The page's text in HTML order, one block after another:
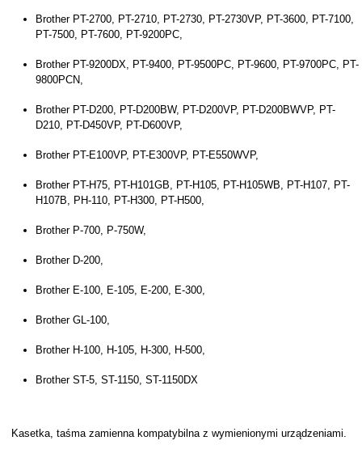
Brother PT-2700, PT-2710, PT-2730, PT-2730VP, PT-3600, PT-7100,
PT-7500, PT-7600, PT-9200PC,
Brother PT-9200DX, PT-9400, PT-9500PC, PT-9600, PT-9700PC, PT-
9800PCN,
Brother PT-D200, PT-D200BW, PT-D200VP, PT-D200BWVP, PT-
D210, PT-D450VP, PT-D600VP,
Brother PT-E100VP, PT-E300VP, PT-E550WVP,
Brother PT-H75, PT-H101GB, PT-H105, PT-H105WB, PT-H107, PT-
H107B, PH-110, PT-H300, PT-H500,
Brother P-700, P-750W,
Brother D-200,
Brother E-100, E-105, E-200, E-300,
Brother GL-100,
Brother H-100, H-105, H-300, H-500,
Brother ST-5, ST-1150, ST-1150DX
Kasetka, taśma zamienna kompatybilna z wymienionymi urządzeniami.